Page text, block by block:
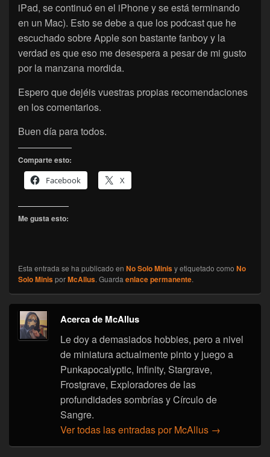
iPad, se continuó en el iPhone y se está terminando
en un Mac). Esto se debe a que los podcast que he
escuchado sobre Apple son bastante fanboy y la
verdad es que eso me desespera a pesar de mi gusto
por la manzana mordida.
Espero que dejéis vuestras propias recomendaciones
en los comentarios.
Buen día para todos.
Comparte esto:
Facebook
X
Me gusta esto:
Esta entrada se ha publicado en No Solo Minisy etiquetado como No
Solo MinisporMcAllus. Guarda enlace permanente.
Acerca de McAllus
Le doy a demasiados hobbies, pero a nivel
de miniatura actualmente pinto y juego a
Punkapocalyptic, Infinity, Stargrave,
Frostgrave, Exploradores de las
profundidades sombrías y Círculo de
Sangre.
Ver todas las entradas por McAllus →